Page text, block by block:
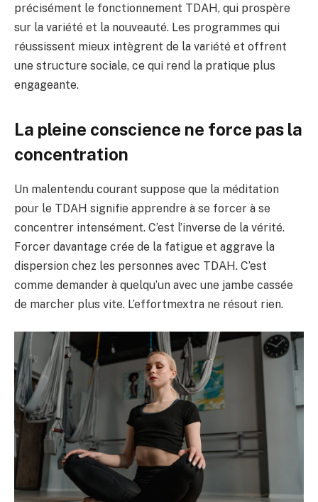
précisément le fonctionnement TDAH, qui prospère
sur la variété et la nouveauté. Les programmes qui
réussissent mieux intègrent de la variété et offrent
une structure sociale, ce qui rend la pratique plus
engageante.
La pleine conscience ne force pas la
concentration
Un malentendu courant suppose que la méditation
pour le TDAH signifie apprendre à se forcer à se
concentrer intensément. C’est l’inverse de la vérité.
Forcer davantage crée de la fatigue et aggrave la
dispersion chez les personnes avec TDAH. C’est
comme demander à quelqu’un avec une jambe cassée
de marcher plus vite. L’effortmextra ne résout rien.